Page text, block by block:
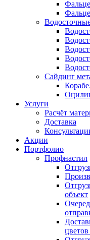
Сайдинг
Услуги
Расчёт
Доставка
Акции
Портфолио
Профнастил
объект